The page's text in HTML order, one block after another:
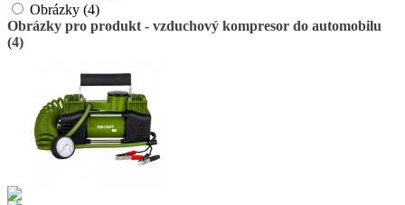
Obrázky (4)
Obrázky pro produkt - vzduchový kompresor do automobilu
(4)